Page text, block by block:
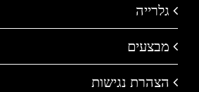
גלרייה
מבצעים
הצהרת נגישות